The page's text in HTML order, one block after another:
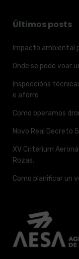
Últimos posts
Impacto ambiental
Onde se pode voar
Inspeccións
e aforro
Como operamos
Novo Real Decreto
XV Criterium
Rozas.
Como planificar un